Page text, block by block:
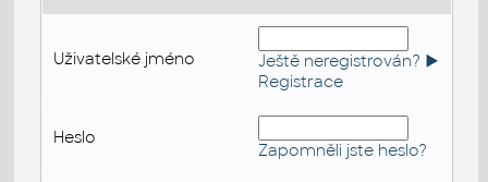
Uživatelské jméno
Ještě neregistrován? ►
Registrace
Heslo
Zapomněli jste heslo?